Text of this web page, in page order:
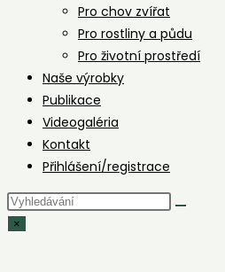
Pro chov zvířat
Pro rostliny a půdu
Pro životní prostředí
Naše výrobky
Publikace
Videogaléria
Kontakt
Přihlášení/registrace
Hledat
na
×